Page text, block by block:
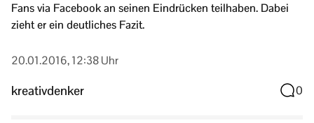
Fans via Facebook an seinen Eindrücken teilhaben. Dabei
zieht er ein deutliches Fazit.
20.01.2016, 12:38 Uhr
kreativdenker 0